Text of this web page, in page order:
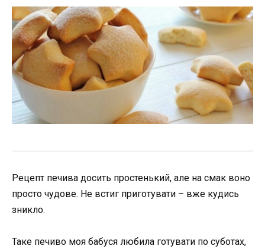
Рецепт печива досить простенький, але на смак воно
просто чудове. Не встиг приготувати – вже кудись
зникло.
Таке печиво моя бабуся любила готувати по суботах,